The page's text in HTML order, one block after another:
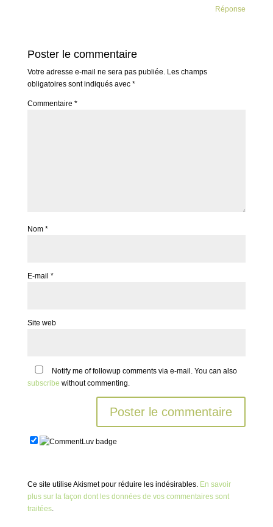
Réponse
Poster le commentaire
Votre adresse e-mail ne sera pas publiée. Les champs
obligatoires sont indiqués avec *
Commentaire *
Nom *
E-mail *
Site web
Notify me of followup comments via e-mail. You can also
subscribe without commenting.
Ce site utilise Akismet pour réduire les indésirables. En savoir
plus sur la façon dont les données de vos commentaires sont
traitées.